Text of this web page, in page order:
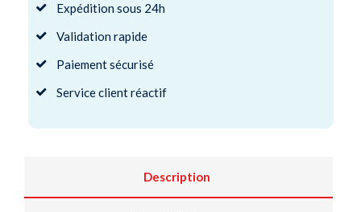
Expédition sous 24h
Validation rapide
Paiement sécurisé
Service client réactif
Description